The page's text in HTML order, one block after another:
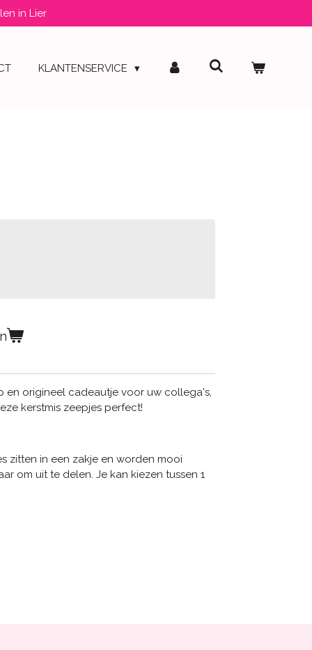
in Lier
KLANTENSERVICE
en origineel cadeautje voor uw collega's,
kerstmis zeepjes perfect!
zitten in een zakje en worden mooi
om uit te delen. Je kan kiezen tussen 1